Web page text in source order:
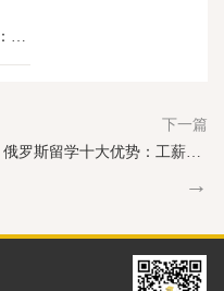
下一篇
俄罗斯留学十大优势：工薪家庭也能轻松圆梦世界名校！
→